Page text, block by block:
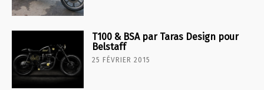
T100 & BSA par Taras Design pour
Belstaff
25 FÉVRIER 2015